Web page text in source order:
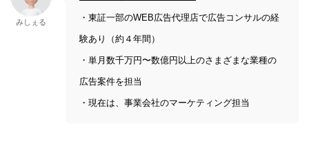
みしぇる ・東証一部のWEB広告代理店で広告コンサルの経
験あり（約４年間）
・単月数千万円〜数億円以上のさまざまな業種の
広告案件を担当
・現在は、事業会社のマーケティング担当